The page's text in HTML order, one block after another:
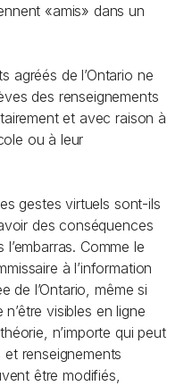
«amis» dans un
agréés de l’Ontario ne
des renseignements
et avec raison à
ou à leur
gestes virtuels sont-ils
des conséquences
Comme le
à l’information
de l’Ontario, même si
visibles en ligne
n’importe qui peut
renseignements
être modifiés,